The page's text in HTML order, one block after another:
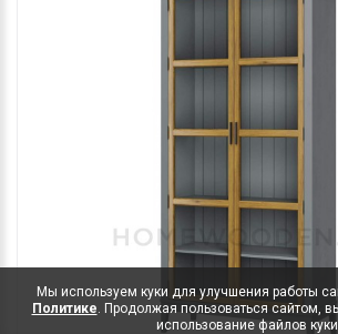
Мы используем куки для улучшения работы
Политике. Продолжая пользоваться сайтом,
использование файлов